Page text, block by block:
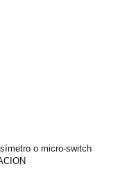
o micro-switch